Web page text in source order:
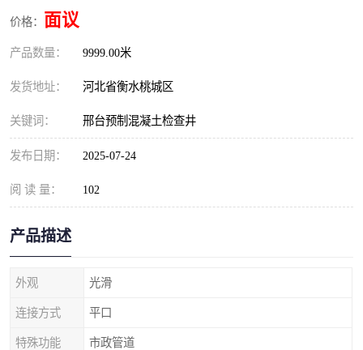
价格： 面议
产品数量： 9999.00米
发货地址： 河北省衡水桃城区
关键词： 邢台预制混凝土检查井
发布日期： 2025-07-24
阅 读 量： 102
产品描述
外观 光滑
连接方式 平口
特殊功能 市政管道